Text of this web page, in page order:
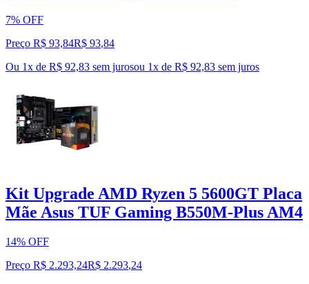
7% OFF
Preço R$ 93,84R$ 93,84
Ou 1x de R$ 92,83 sem jurosou 1x de R$ 92,83 sem juros
Kit Upgrade AMD Ryzen 5 5600GT Placa
Mãe Asus TUF Gaming B550M-Plus AM4
14% OFF
Preço R$ 2.293,24R$ 2.293,24